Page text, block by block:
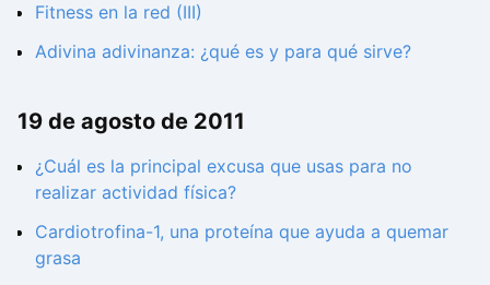
Fitness en la red (III)
Adivina adivinanza: ¿qué es y para qué sirve?
19 de agosto de 2011
¿Cuál es la principal excusa que usas para no
realizar actividad física?
Cardiotrofina-1, una proteína que ayuda a quemar
grasa